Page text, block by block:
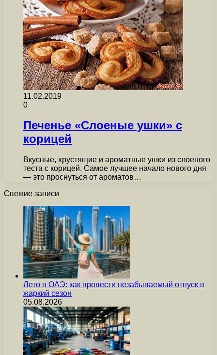
11.02.2019
0
Печенье «Слоеные ушки» с
корицей
Вкусные, хрустящие и ароматные ушки из слоеного
теста с корицей. Самое лучшее начало нового дня
— это проснуться от ароматов…
Свежие записи
Лето в ОАЭ: как провести незабываемый отпуск в
жаркий сезон
05.08.2026